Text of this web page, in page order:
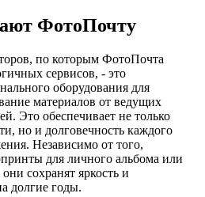
ФотоПочту
по которым ФотоПочта
сервисов, - это
оборудования для
материалов от ведущих
Это обеспечивает не только
но и долговечность каждого
Независимо от того,
для личного альбома или
сохранят яркость и
долгие годы.